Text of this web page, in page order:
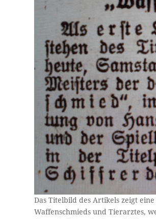
Das Titelbild des Artikels zeigt
Waffenschmieds und Tierarztes,